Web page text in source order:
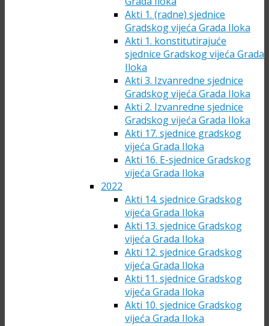
Akti 1. (radne) sjednice
Gradskog vijeća Grada Iloka
Akti 1. konstitutirajuće
sjednice Gradskog vijeća Grada
Iloka
Akti 3. Izvanredne sjednice
Gradskog vijeća Grada Iloka
Akti 2. Izvanredne sjednice
Gradskog vijeća Grada Iloka
Akti 17. sjednice gradskog
vijeća Grada Iloka
Akti 16. E-sjednice Gradskog
vijeća Grada Iloka
2022
Akti 14. sjednice Gradskog
vijeća Grada Iloka
Akti 13. sjednice Gradskog
vijeća Grada Iloka
Akti 12. sjednice Gradskog
vijeća Grada Iloka
Akti 11. sjednice Gradskog
vijeća Grada Iloka
Akti 10. sjednice Gradskog
vijeća Grada Iloka